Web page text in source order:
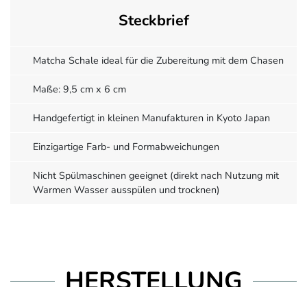
Steckbrief
Matcha Schale ideal für die Zubereitung mit dem Chasen
Maße: 9,5 cm x 6 cm
Handgefertigt in kleinen Manufakturen in Kyoto Japan
Einzigartige Farb- und Formabweichungen
Nicht Spülmaschinen geeignet (direkt nach Nutzung mit
Warmen Wasser ausspülen und trocknen)